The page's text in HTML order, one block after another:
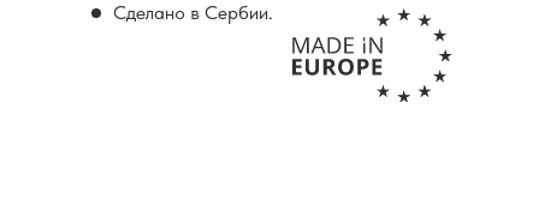
Сделано в Сербии.